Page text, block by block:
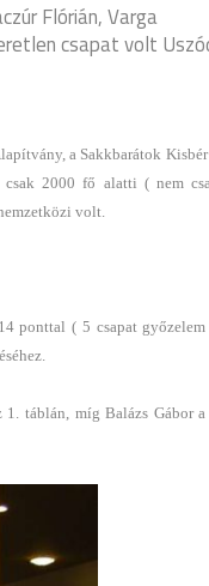
Flórián, Varga
csapat volt
a Sakkbarátok
csak 2000 fő alatti ( nem
volt.
ponttal ( 5 csapat
1. táblán, míg Balázs Gábor a